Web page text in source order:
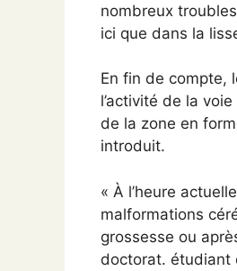
nombreux
ici que dans la
En fin de compte,
l’activité de la
de la zone en
introduit.
« À l’heure
malformations
grossesse ou
doctorat. étudiant